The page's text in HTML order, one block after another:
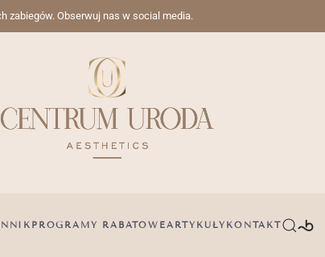
zabiegów. Obserwuj nas w social media.
PROGRAMY RABATOWEARTYKUŁY KONTAKT